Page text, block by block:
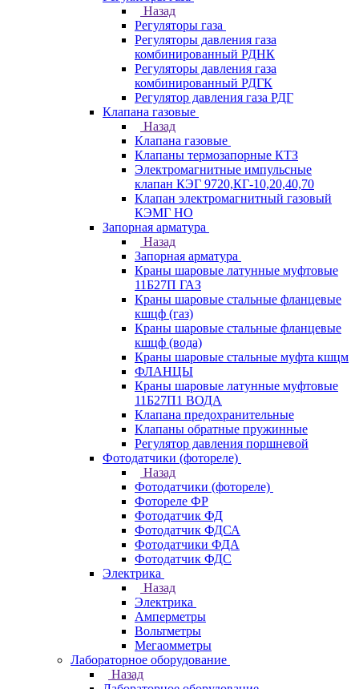
Назад
Регуляторы газа
Регуляторы давления газа
комбинированный РДНК
Регуляторы давления газа
комбинированный РДГК
Регулятор давления газа РДГ
Клапана газовые
Назад
Клапана газовые
Клапаны термозапорные КТЗ
Электромагнитные импульсные
клапан КЭГ 9720,КГ-10,20,40,70
Клапан электромагнитный газовый
КЭМГ НО
Запорная арматура
Назад
Запорная арматура
Краны шаровые латунные муфтовые
11Б27П ГАЗ
Краны шаровые стальные фланцевые
кшцф (газ)
Краны шаровые стальные фланцевые
кшцф (вода)
Краны шаровые стальные муфта кшцм
ФЛАНЦЫ
Краны шаровые латунные муфтовые
11Б27П1 ВОДА
Клапана предохранительные
Клапаны обратные пружинные
Регулятор давления поршневой
Фотодатчики (фотореле)
Назад
Фотодатчики (фотореле)
Фотореле ФР
Фотодатчик ФД
Фотодатчик ФДСА
Фотодатчики ФДА
Фотодатчик ФДС
Электрика
Назад
Электрика
Амперметры
Вольтметры
Мегаомметры
Лабораторное оборудование
Назад